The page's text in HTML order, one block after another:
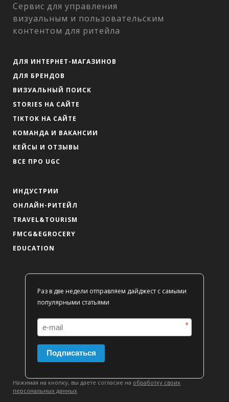
Сервис для управления
визуальным и пользовательским
контентом для ритейла
ДЛЯ ИНТЕРНЕТ-МАГАЗИНОВ
ДЛЯ БРЕНДОВ
ВИЗУАЛЬНЫЙ ПОИСК
STORIES НА САЙТЕ
TIKTOK НА САЙТЕ
КОМАНДА И ВАКАНСИИ
КЕЙСЫ И ОТЗЫВЫ
ВСЕ ПРО UGC
ИНДУСТРИИ
ОНЛАЙН-РИТЕЙЛ
TRAVEL&TOURISM
FMCG&EGROCERY
EDUCATION
Раз в две недели отправляем дайджест с самыми
популярными статьями
*
Подписаться
Нажимая на кнопку, вы даете согласие на обработку своих
персональных данных